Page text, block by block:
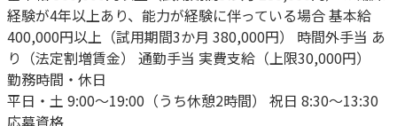
経験が4年以上あり、能力が経験に伴っている場合 基本給
400,000円以上（試用期間3か月 380,000円） 時間外手当 あ
り（法定割増賃金） 通勤手当 実費支給（上限30,000円）
勤務時間・休日
平日・土 9:00～19:00（うち休憩2時間） 祝日 8:30～13:30
応募資格